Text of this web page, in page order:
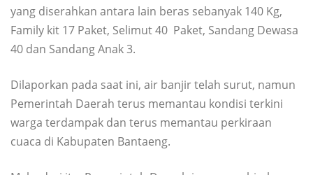
yang diserahkan antara lain beras sebanyak 140 Kg,
Family kit 17 Paket, Selimut 40 Paket, Sandang Dewasa
40 dan Sandang Anak 3.
Dilaporkan pada saat ini, air banjir telah surut, namun
Pemerintah Daerah terus memantau kondisi terkini
warga terdampak dan terus memantau perkiraan
cuaca di Kabupaten Bantaeng.